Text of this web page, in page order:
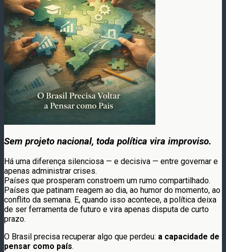
Sem projeto nacional, toda política vira improviso.
Há uma diferença silenciosa — e decisiva — entre governar e
apenas administrar crises.
Países que prosperam constroem um rumo compartilhado.
Países que patinam reagem ao dia, ao humor do momento, ao
conflito da semana. E, quando isso acontece, a política deixa
de ser ferramenta de futuro e vira apenas disputa de curto
prazo.
O Brasil precisa recuperar algo que perdeu: a capacidade de
pensar como país.